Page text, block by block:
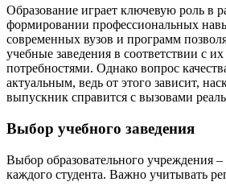
Образование играет ключевую роль в
формировании профессиональных
современных вузов и программ
учебные заведения в соответствии с
потребностями. Однако вопрос
актуальным, ведь от этого зависит,
выпускник справится с вызовами
Выбор учебного заведения
Выбор образовательного учреждения
каждого студента. Важно учитывать